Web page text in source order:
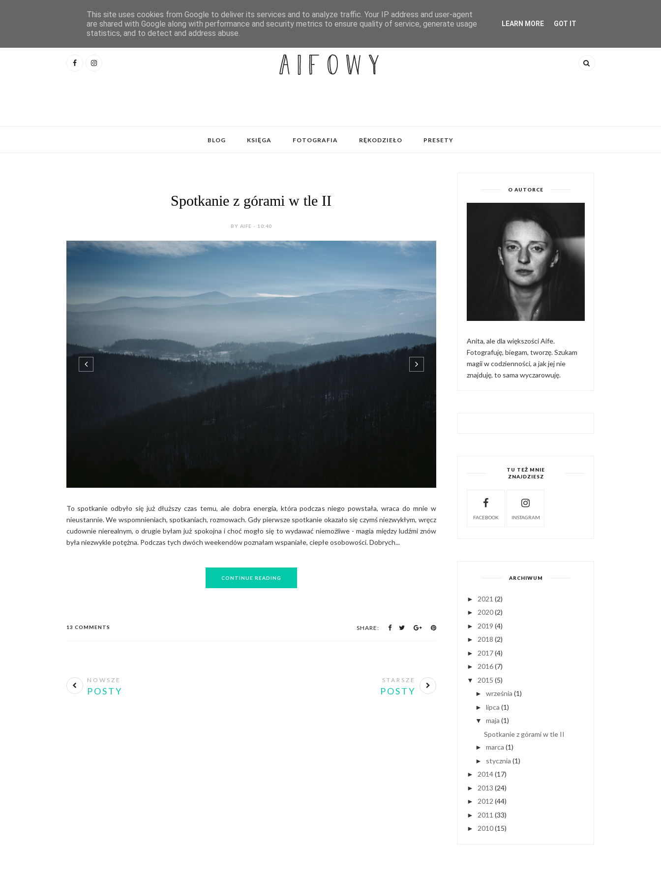
BLOG KSIĘGA FOTOGRAFIA RĘKODZIEŁO PRESETY
Spotkanie z górami w tle II
BY AIFE - 10:40
To spotkanie odbyło się już dłuższy czas temu, ale dobra energia, która podczas niego powstała, wraca do mnie w
nieustannie. We wspomnieniach, spotkaniach, rozmowach. Gdy pierwsze spotkanie okazało się czymś niezwykłym, wręcz
cudownie nierealnym, o drugie byłam już spokojna i choć mogło się to wydawać niemożliwe - magia między ludźmi znów
była niezwykle potężna. Podczas tych dwóch weekendów poznałam wspaniałe, ciepłe osobowości. Dobrych...
CONTINUE READING
13 COMMENTS SHARE:
NOWSZE
POSTY
STARSZE
POSTY
O AUTORCE
Anita, ale dla większości Aife.
Fotografuję, biegam, tworzę. Szukam
magii w codzienności, a jak jej nie
znajduję, to sama wyczarowuję.
TU TEŻ MNIE
ZNAJDZIESZ
FACEBOOK INSTAGRAM
ARCHIWUM
► 2021 (2)
► 2020(2)
► 2019 (4)
► 2018 (2)
► 2017(4)
► 2016(7)
▼ 2015 (5)
► września (1)
► lipca (1)
▼ maja (1)
Spotkanie z górami w tle II
► marca (1)
► stycznia (1)
► 2014(17)
► 2013 (24)
► 2012 (44)
► 2011 (33)
► 2010(15)
This site uses cookies from Google to deliver its services and to analyze traffic. Your IP address and user-agent
are shared with Google along with performance and security metrics to ensure quality of service, generate usage
statistics, and to detect and address abuse.
LEARN MORE GOT IT